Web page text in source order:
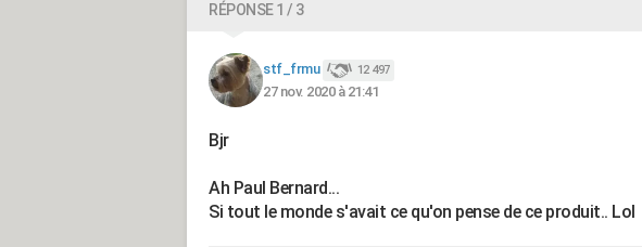
RÉPONSE 1 / 3
stf_frmu 12 497
27 nov. 2020 à 21:41
Bjr
Ah Paul Bernard...
Si tout le monde s'avait ce qu'on pense de ce produit.. Lol